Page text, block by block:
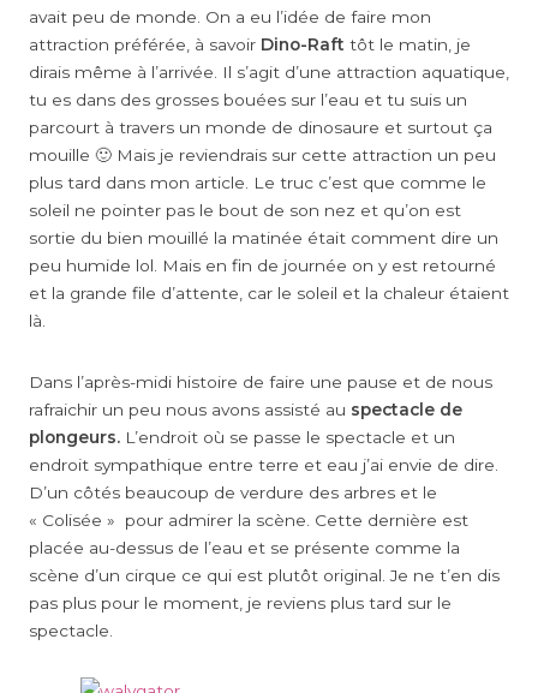
avait peu de monde. On a eu l’idée de faire mon
attraction préférée, à savoir Dino-Raft tôt le matin, je
dirais même à l’arrivée. Il s’agit d’une attraction aquatique,
tu es dans des grosses bouées sur l’eau et tu suis un
parcourt à travers un monde de dinosaure et surtout ça
mouille 🙂 Mais je reviendrais sur cette attraction un peu
plus tard dans mon article. Le truc c’est que comme le
soleil ne pointer pas le bout de son nez et qu’on est
sortie du bien mouillé la matinée était comment dire un
peu humide lol. Mais en fin de journée on y est retourné
et la grande file d’attente, car le soleil et la chaleur étaient
là.
Dans l’après-midi histoire de faire une pause et de nous
rafraichir un peu nous avons assisté au spectacle de
plongeurs. L’endroit où se passe le spectacle et un
endroit sympathique entre terre et eau j’ai envie de dire.
D’un côtés beaucoup de verdure des arbres et le
« Colisée » pour admirer la scène. Cette dernière est
placée au-dessus de l’eau et se présente comme la
scène d’un cirque ce qui est plutôt original. Je ne t’en dis
pas plus pour le moment, je reviens plus tard sur le
spectacle.